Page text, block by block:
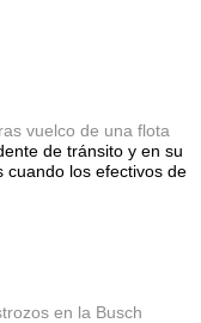
vuelco de una flota
de tránsito y en su
cuando los efectivos de
en la Busch